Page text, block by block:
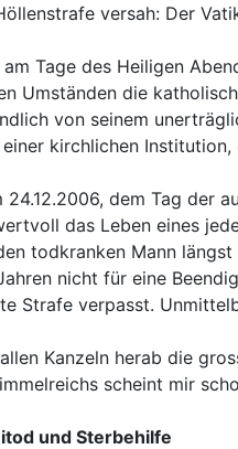
versah: Der
Tage des Heiligen
Umständen die
von seinem
kirchlichen
24.12.2006, dem Tag der
das Leben eines
todkranken Mann
nicht für eine
Strafe verpasst.
Kanzeln herab die
scheint mir
und Sterbehilfe